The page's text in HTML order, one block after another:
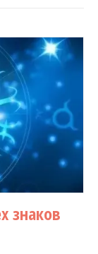
знаков